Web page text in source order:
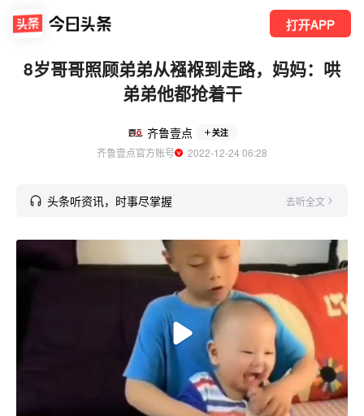
打开APP
8岁哥哥照顾弟弟从襁褓到走路，妈妈：哄
弟弟他都抢着干
齐鲁壹点 关注
齐鲁壹点官方账号
  2022-12-24 06:28
头条听资讯，时事尽掌握 去听全文